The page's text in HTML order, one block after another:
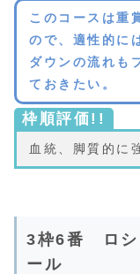
このコースは重
ので、適性的に
ダウンの流れも
ておきたい。
枠順評価!!
血統、脚質的に
3枠6番 ロ
ール